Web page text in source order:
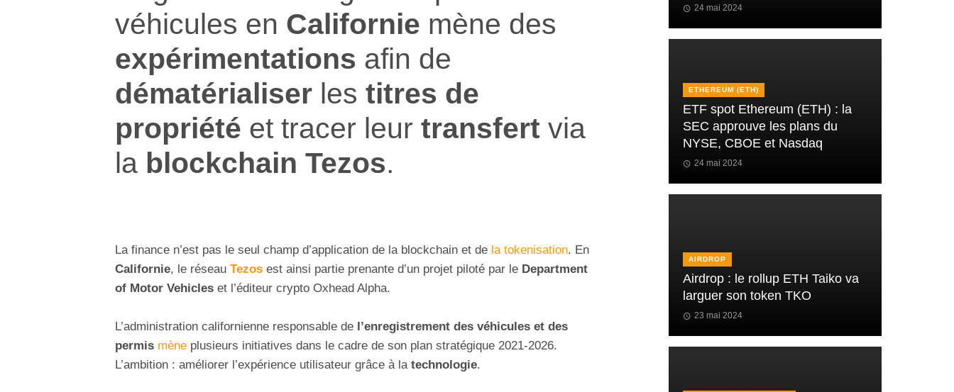
véhicules en Californie mène des
expérimentations afin de
dématérialiser les titres de
propriété et tracer leur transfert via
la blockchain Tezos.
La finance n’est pas le seul champ d’application de la blockchain et de la tokenisation. En
Californie, le réseau Tezos est ainsi partie prenante d’un projet piloté par le Department
of Motor Vehicles et l’éditeur crypto Oxhead Alpha.
L’administration californienne responsable de l’enregistrement des véhicules et des
permis mène plusieurs initiatives dans le cadre de son plan stratégique 2021-2026.
L’ambition : améliorer l’expérience utilisateur grâce à la technologie.
24 mai 2024
ETHEREUM (ETH)
ETF spot Ethereum (ETH) : la
SEC approuve les plans du
NYSE, CBOE et Nasdaq
24 mai 2024
AIRDROP
Airdrop : le rollup ETH Taiko va
larguer son token TKO
23 mai 2024